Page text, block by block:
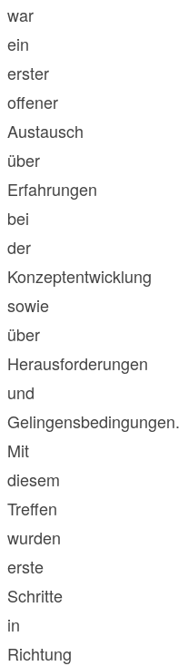
war
ein
erster
offener
Austausch
über
Erfahrungen
bei
der
Konzeptentwicklung
sowie
über
Herausforderungen
und
Gelingensbedingungen.
Mit
diesem
Treffen
wurden
erste
Schritte
in
Richtung